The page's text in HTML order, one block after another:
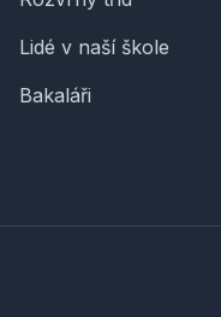
Lidé v naší škole
Bakaláři